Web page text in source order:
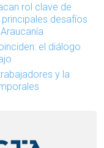
rol clave de
desafíos
el diálogo
y la